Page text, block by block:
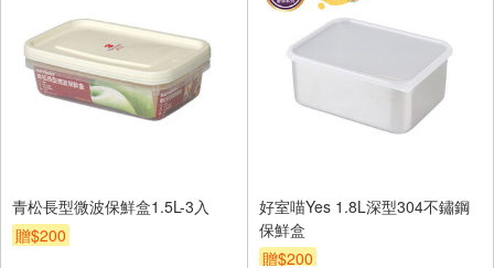
青松長型微波保鮮盒1.5L-3入
贈$200
好室喵Yes 1.8L深型304不鏽鋼
保鮮盒
贈$200